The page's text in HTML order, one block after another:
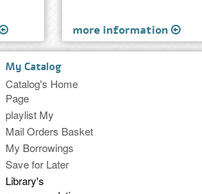
more information
My Catalog
Catalog's Home
Page
playlist My
Mail Orders Basket
My Borrowings
Save for Later
Library's